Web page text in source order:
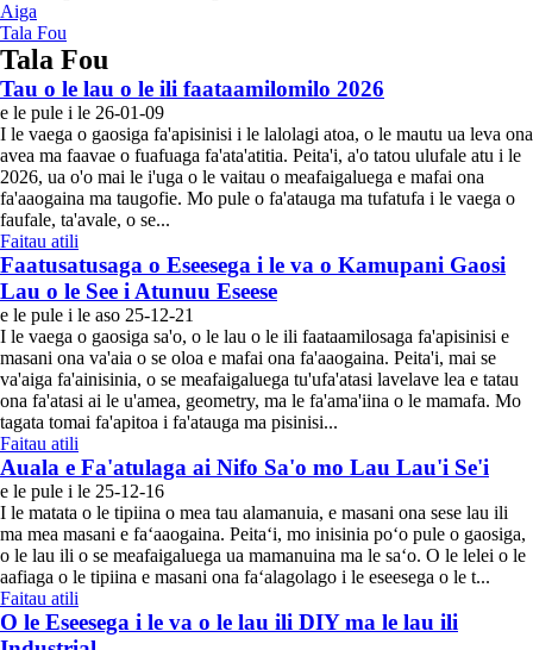
Aiga
Tala Fou
Tala Fou
Tau o le lau o le ili faataamilomilo 2026
e le pule i le 26-01-09
I le vaega o gaosiga fa'apisinisi i le lalolagi atoa, o le mautu ua leva ona
avea ma faavae o fuafuaga fa'ata'atitia. Peita'i, a'o tatou ulufale atu i le
2026, ua o'o mai le i'uga o le vaitau o meafaigaluega e mafai ona
fa'aaogaina ma taugofie. Mo pule o fa'atauga ma tufatufa i le vaega o
faufale, ta'avale, o se...
Faitau atili
Faatusatusaga o Eseesega i le va o Kamupani Gaosi
Lau o le See i Atunuu Eseese
e le pule i le aso 25-12-21
I le vaega o gaosiga sa'o, o le lau o le ili faataamilosaga fa'apisinisi e
masani ona va'aia o se oloa e mafai ona fa'aaogaina. Peita'i, mai se
va'aiga fa'ainisinia, o se meafaigaluega tu'ufa'atasi lavelave lea e tatau
ona fa'atasi ai le u'amea, geometry, ma le fa'ama'iina o le mamafa. Mo
tagata tomai fa'apitoa i fa'atauga ma pisinisi...
Faitau atili
Auala e Fa'atulaga ai Nifo Sa'o mo Lau Lau'i Se'i
e le pule i le 25-12-16
I le matata o le tipiina o mea tau alamanuia, e masani ona sese lau ili
ma mea masani e faʻaaogaina. Peitaʻi, mo inisinia poʻo pule o gaosiga,
o le lau ili o se meafaigaluega ua mamanuina ma le saʻo. O le lelei o le
aafiaga o le tipiina e masani ona faʻalagolago i le eseesega o le t...
Faitau atili
O le Eseesega i le va o le lau ili DIY ma le lau ili